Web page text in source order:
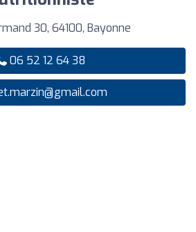
30, 64100, Bayonne
06 52 12 64 38